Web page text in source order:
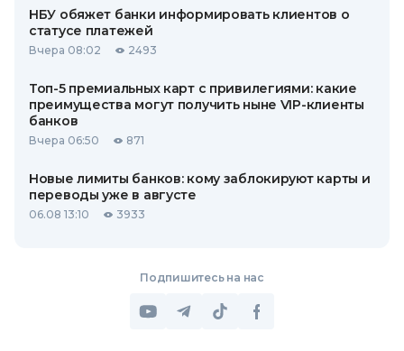
НБУ обяжет банки информировать клиентов о
статусе платежей
Вчера 08:02 2493
Топ-5 премиальных карт с привилегиями: какие
преимущества могут получить ныне VIP-клиенты
банков
Вчера 06:50 871
Новые лимиты банков: кому заблокируют карты и
переводы уже в августе
06.08 13:10 3933
Подпишитесь на нас